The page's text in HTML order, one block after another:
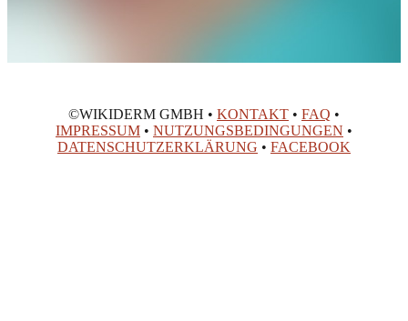
©WIKIDERM GMBH • KONTAKT • FAQ •
IMPRESSUM • NUTZUNGSBEDINGUNGEN •
DATENSCHUTZERKLÄRUNG • FACEBOOK